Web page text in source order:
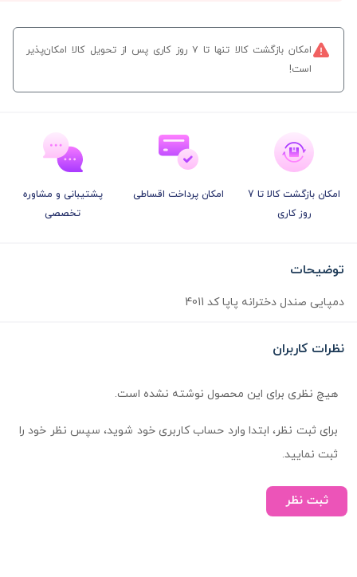
امکان بازگشت کالا تنها تا ۷ روز کاری پس از تحویل کالا امکان‌پذیر
است!
امکان بازگشت کالا تا 7
روز کاری
امکان پرداخت اقساطی
پشتیبانی و مشاوره
تخصصی
توضیحات
دمپایی صندل دخترانه پاپا کد 4011
نظرات کاربران
هیچ نظری برای این محصول نوشته نشده است.
برای ثبت نظر، ابتدا وارد حساب کاربری خود شوید، سپس نظر خود را
ثبت نمایید.
ثبت نظر